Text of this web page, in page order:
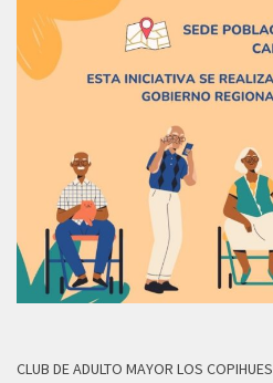
CLUB DE ADULTO MAYOR LOS COPIHUES